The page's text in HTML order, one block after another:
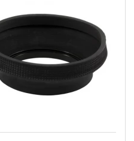
для объективов
Canon EF 70-